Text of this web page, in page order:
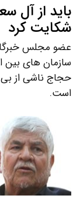
باید از آل
شکایت کرد
عضو مجلس خبرگان
سازمان های بین
حجاج ناشی از بی
است.